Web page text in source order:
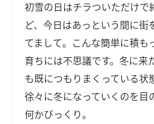
初雪の日はチラついただけで
ど、今日はあっという間に街
てまして。こんな簡単に積も
育ちには不思議です。冬に来
も既につもりまくっている状
徐々に冬になっていくのを目
何かびっくり。